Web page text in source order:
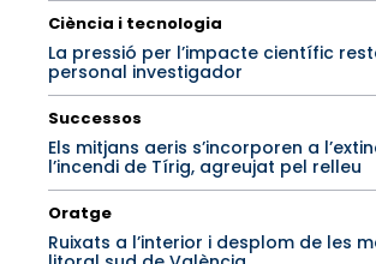
Ciència i tecnologia
La pressió per l’impacte científic
personal investigador
Successos
Els mitjans aeris s’incorporen a
l’incendi de Tírig, agreujat pel relleu
Oratge
Ruixats a l’interior i desplom de les